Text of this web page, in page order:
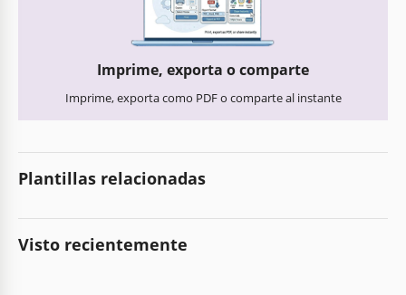
Imprime, exporta o comparte
Imprime, exporta como PDF o comparte al instante
Plantillas relacionadas
Visto recientemente